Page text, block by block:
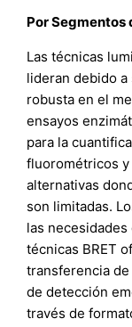
Por
Las técnicas
lideran debido a
robusta en el
ensayos
para la
fluorométricos
alternativas
son limitadas.
las necesidades
técnicas BRET
transferencia
de detección
través de